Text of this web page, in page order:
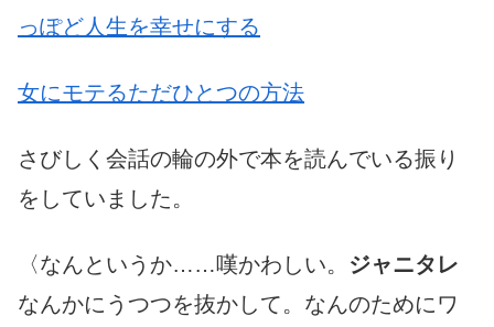
っぽど人生を幸せにする
女にモテるただひとつの方法
さびしく会話の輪の外で本を読んでいる振り
をしていました。
〈なんというか……嘆かわしい。 ジャニタレ
なんかにうつつを抜かして。なんのためにワ